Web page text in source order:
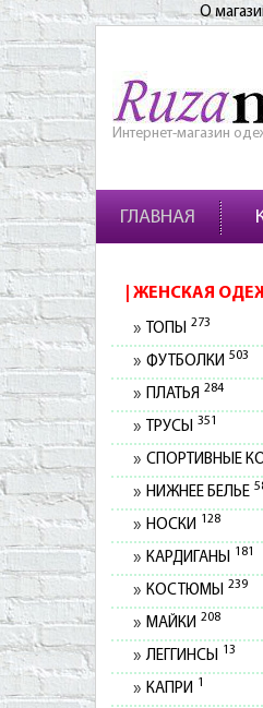
О
Интернет-магазин
ГЛАВНАЯ
ЖЕНСКАЯ
ТОПЫ 273
ФУТБОЛКИ 503
ПЛАТЬЯ 284
ТРУСЫ 351
СПОРТИВНЫЕ
НИЖНЕЕ БЕЛЬЕ
НОСКИ 128
КАРДИГАНЫ 181
КОСТЮМЫ 239
МАЙКИ 208
ЛЕГГИНСЫ 13
КАПРИ 1